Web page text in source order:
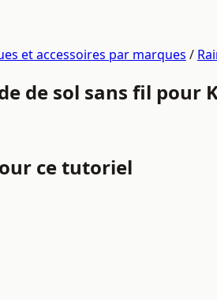
et accessoires par marques /
de sol sans fil
ce tutoriel